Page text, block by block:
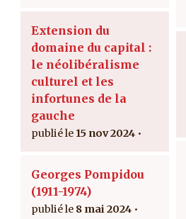
Extension du
domaine du capital :
le néolibéralisme
culturel et les
infortunes de la
gauche
15 nov 2024
Georges Pompidou
(1911-1974)
8 mai 2024